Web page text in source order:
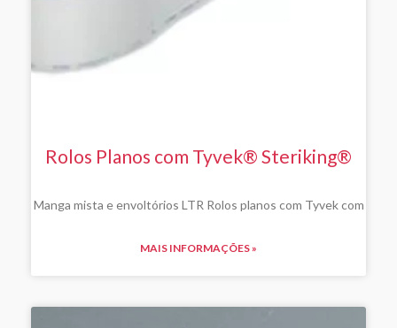
Rolos Planos com Tyvek® Steriking®
Manga mista e envoltórios LTR Rolos planos com Tyvek com
MAIS INFORMAÇÕES »